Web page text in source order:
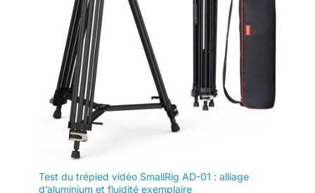
Test du trépied vidéo SmallRig AD-01 : alliage
d’aluminium et fluidité exemplaire